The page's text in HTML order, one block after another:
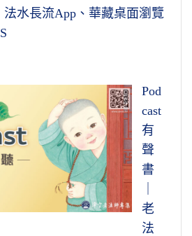
法水長流App、華藏桌面瀏覽
Pod
cast
有
聲
書
老
法